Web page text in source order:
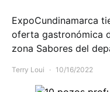
ExpoCundinamarca
oferta gastronómica
zona Sabores del
Terry Loui 10/16/2022